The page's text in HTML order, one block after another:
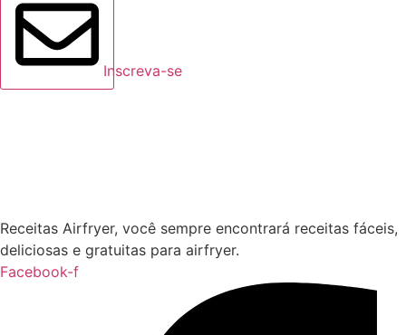
Inscreva-se
Receitas Airfryer, você sempre encontrará receitas fáceis,
deliciosas e gratuitas para airfryer.
Facebook-f